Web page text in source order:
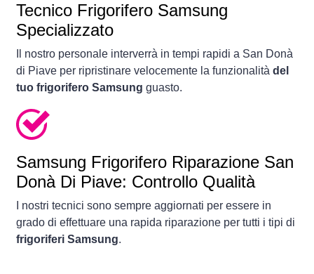
Tecnico Frigorifero Samsung
Specializzato
Il nostro personale interverrà in tempi rapidi a San Donà
di Piave per ripristinare velocemente la funzionalità del
tuo frigorifero Samsung guasto.
Samsung Frigorifero Riparazione San
Donà Di Piave: Controllo Qualità
I nostri tecnici sono sempre aggiornati per essere in
grado di effettuare una rapida riparazione per tutti i tipi di
frigoriferi Samsung.